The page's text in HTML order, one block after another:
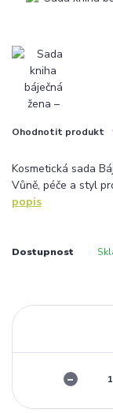
Ohodnotit produkt
Kosmetická sada
Vůně, péče a styl
popis
Dostupnost